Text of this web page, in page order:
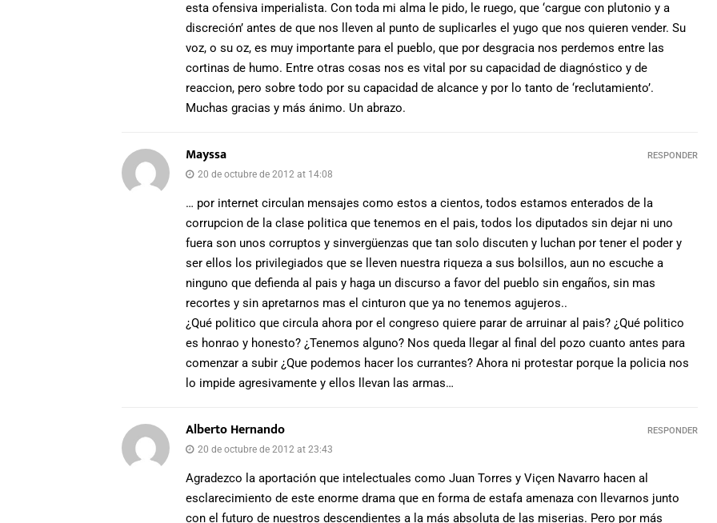
esta ofensiva imperialista. Con toda mi alma le pido, le ruego, que ‘cargue con plutonio y a
discreción’ antes de que nos lleven al punto de suplicarles el yugo que nos quieren vender. Su
voz, o su oz, es muy importante para el pueblo, que por desgracia nos perdemos entre las
cortinas de humo. Entre otras cosas nos es vital por su capacidad de diagnóstico y de
reaccion, pero sobre todo por su capacidad de alcance y por lo tanto de ‘reclutamiento’.
Muchas gracias y más ánimo. Un abrazo.
Mayssa
20 de octubre de 2012 at 14:08
… por internet circulan mensajes como estos a cientos, todos estamos enterados de la
corrupcion de la clase politica que tenemos en el pais, todos los diputados sin dejar ni uno
fuera son unos corruptos y sinvergüenzas que tan solo discuten y luchan por tener el poder y
ser ellos los privilegiados que se lleven nuestra riqueza a sus bolsillos, aun no escuche a
ninguno que defienda al pais y haga un discurso a favor del pueblo sin engaños, sin mas
recortes y sin apretarnos mas el cinturon que ya no tenemos agujeros..
¿Qué politico que circula ahora por el congreso quiere parar de arruinar al pais? ¿Qué politico
es honrao y honesto? ¿Tenemos alguno? Nos queda llegar al final del pozo cuanto antes para
comenzar a subir ¿Que podemos hacer los currantes? Ahora ni protestar porque la policia nos
lo impide agresivamente y ellos llevan las armas…
RESPONDER
Alberto Hernando
20 de octubre de 2012 at 23:43
Agradezco la aportación que intelectuales como Juan Torres y Viçen Navarro hacen al
esclarecimiento de este enorme drama que en forma de estafa amenaza con llevarnos junto
con el futuro de nuestros descendientes a la más absoluta de las miserias. Pero por más
RESPONDER